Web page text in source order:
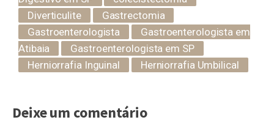
Diverticulite
Gastrectomia
Gastroenterologista
Gastroenterologista em
Atibaia
Gastroenterologista em SP
Herniorrafia Inguinal
Herniorrafia Umbilical
Deixe um comentário